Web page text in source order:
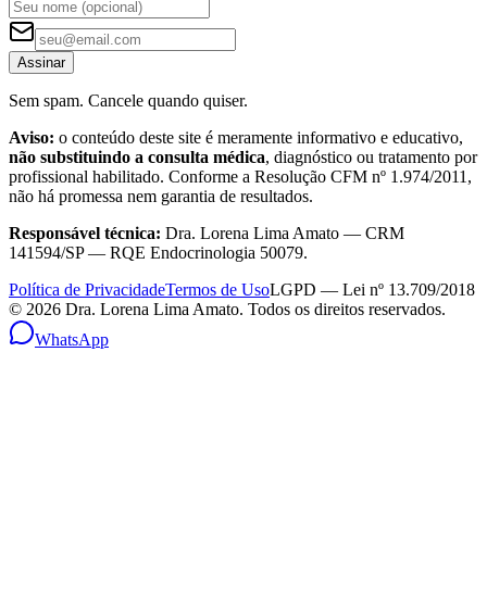
Assinar
Sem spam. Cancele quando quiser.
Aviso: o conteúdo deste site é meramente informativo e educativo,
não substituindo a consulta médica, diagnóstico ou tratamento por
profissional habilitado. Conforme a Resolução CFM nº 1.974/2011,
não há promessa nem garantia de resultados.
Responsável técnica: Dra. Lorena Lima Amato — CRM
141594/SP — RQE Endocrinologia 50079.
Política de PrivacidadeTermos de UsoLGPD — Lei nº 13.709/2018
© 2026 Dra. Lorena Lima Amato. Todos os direitos reservados.
WhatsApp